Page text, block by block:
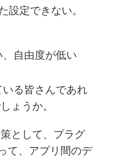
設定できない。
自由度が低い
る皆さんであれ
ょうか。
として、プラグ
て、アプリ間のデ